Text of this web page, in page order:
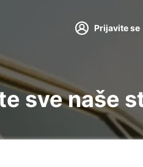
Prijavite se
sve naše